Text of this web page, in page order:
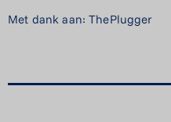
Met dank aan: ThePlugger